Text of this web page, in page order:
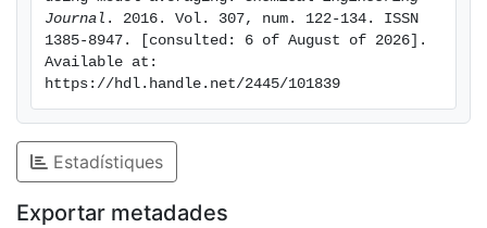
double bond in internal position.
Journal . 2016. Vol. 307, num. 122-134. ISSN
1385-8947. [consulted: 6 of August of 2026].
Available at:
https://hdl.handle.net/2445/101839
Estadístiques
Exportar metadades